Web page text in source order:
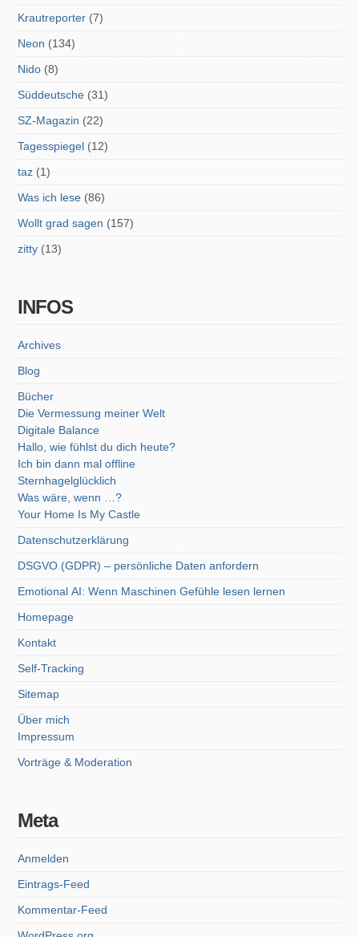
Krautreporter (7)
Neon (134)
Nido (8)
Süddeutsche (31)
SZ-Magazin (22)
Tagesspiegel (12)
taz (1)
Was ich lese (86)
Wollt grad sagen (157)
zitty (13)
INFOS
Archives
Blog
Bücher
Die Vermessung meiner Welt
Digitale Balance
Hallo, wie fühlst du dich heute?
Ich bin dann mal offline
Sternhagelglücklich
Was wäre, wenn …?
Your Home Is My Castle
Datenschutzerklärung
DSGVO (GDPR) – persönliche Daten anfordern
Emotional AI: Wenn Maschinen Gefühle lesen lernen
Homepage
Kontakt
Self-Tracking
Sitemap
Über mich
Impressum
Vorträge & Moderation
Meta
Anmelden
Eintrags-Feed
Kommentar-Feed